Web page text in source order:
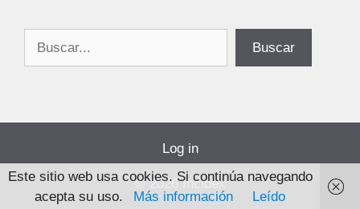
Buscar
Log in
© 2026 Incibex
Este sitio web usa cookies. Si continúa navegando
acepta su uso.
Más información Leído